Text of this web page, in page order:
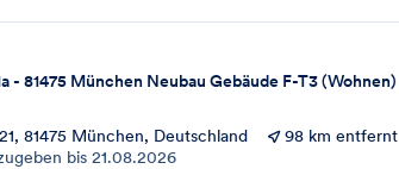
- 81475 München Neubau Gebäude F-T3 (Wohnen)
81475 München, Deutschland
98 km entfernt
bis 21.08.2026